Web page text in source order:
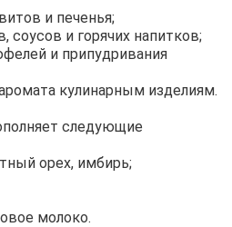
и печенья;
соусов и горячих напитков;
и припудривания
кулинарным изделиям.
следующие
орех, имбирь;
молоко.